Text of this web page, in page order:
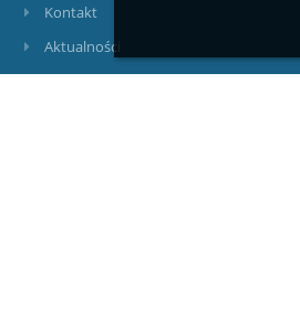
Kontakt
Aktualności